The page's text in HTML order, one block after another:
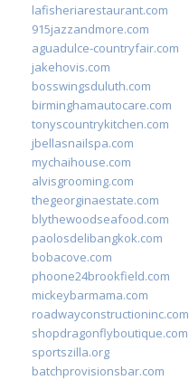
lafisheriarestaurant.com
915jazzandmore.com
aguadulce-countryfair.com
jakehovis.com
bosswingsduluth.com
birminghamautocare.com
tonyscountrykitchen.com
jbellasnailspa.com
mychaihouse.com
alvisgrooming.com
thegeorginaestate.com
blythewoodseafood.com
paolosdelibangkok.com
bobacove.com
phoone24brookfield.com
mickeybarmama.com
roadwayconstructioninc.com
shopdragonflyboutique.com
sportszilla.org
batchprovisionsbar.com